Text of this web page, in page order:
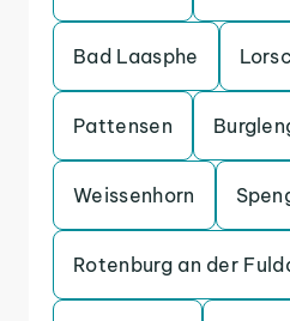
Bad Laasphe
Pattensen
Weissenhorn
Rotenburg an der